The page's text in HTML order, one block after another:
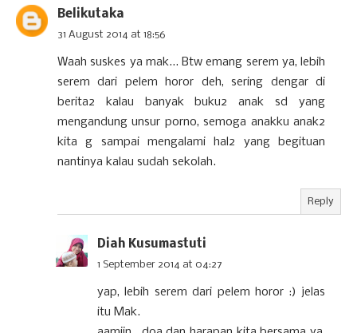
Belikutaka
31 August 2014 at 18:56
Waah suskes ya mak... Btw emang serem ya, lebih
serem dari pelem horor deh, sering dengar di
berita2 kalau banyak buku2 anak sd yang
mengandung unsur porno, semoga anakku anak2
kita g sampai mengalami hal2 yang begituan
nantinya kalau sudah sekolah.
Reply
Diah Kusumastuti
1 September 2014 at 04:27
yap, lebih serem dari pelem horor :) jelas
itu Mak.